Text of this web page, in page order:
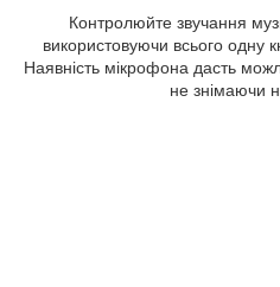
Контролюйте звучання
використовуючи всього одну
Наявність мікрофона дасть
не знімаючи